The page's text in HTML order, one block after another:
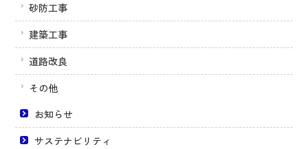
砂防工事
建築工事
道路改良
その他
お知らせ
サステナビリティ